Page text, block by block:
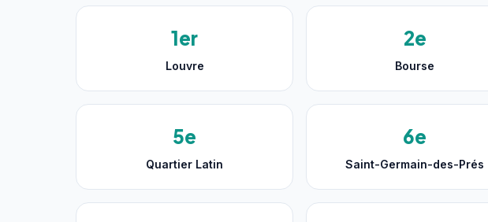
1er
Louvre
2e
Bourse
5e
Quartier Latin
6e
Saint-Germain-des-Prés